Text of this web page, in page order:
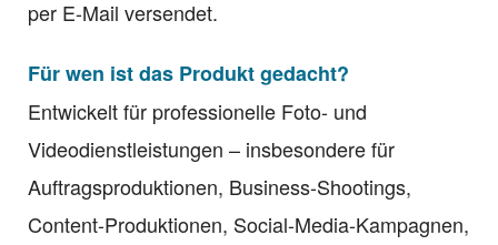
per E-Mail versendet.
Für wen ist das Produkt gedacht?
Entwickelt für professionelle Foto- und
Videodienstleistungen – insbesondere für
Auftragsproduktionen, Business-Shootings,
Content-Produktionen, Social-Media-Kampagnen,